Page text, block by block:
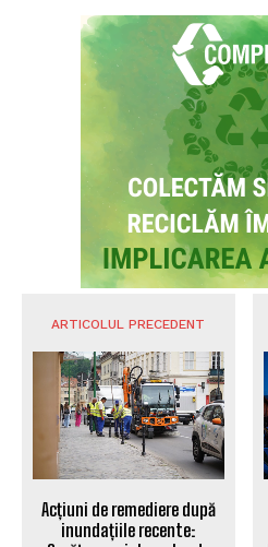
ARTICOLUL PRECEDENT
Acțiuni de remediere după
inundațiile recente: